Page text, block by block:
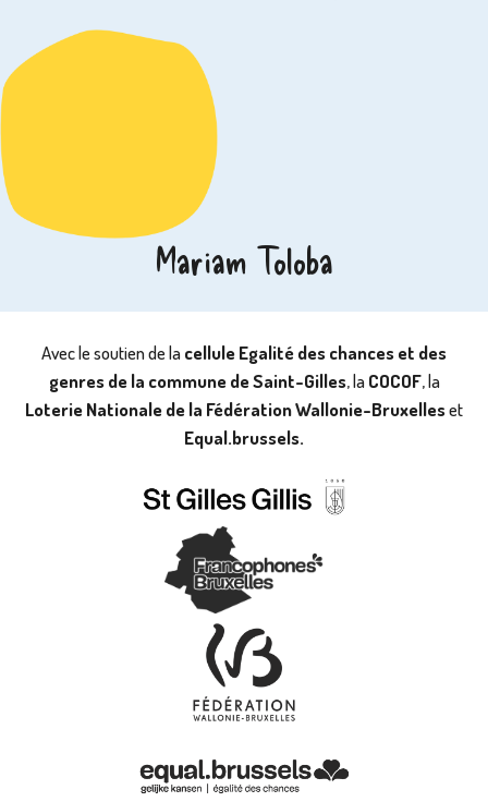
Mariam Toloba
Avec le soutien de lacellule Egalité des chances et des
genres de la commune de Saint-Gilles, laCOCOF, la
Loterie Nationale de la Fédération Wallonie-Bruxelleset
Equal.brussels.